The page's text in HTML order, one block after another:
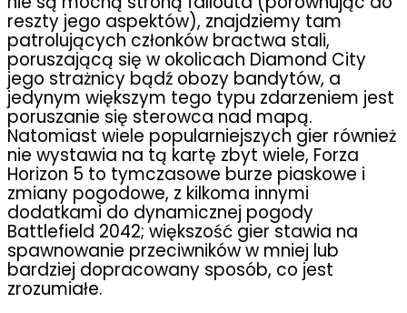
reszty jego aspektów), znajdziemy tam
patrolujących członków bractwa stali,
poruszającą się w okolicach Diamond City
jego strażnicy bądź obozy bandytów, a
jedynym większym tego typu zdarzeniem jest
poruszanie się sterowca nad mapą.
Natomiast wiele popularniejszych gier również
nie wystawia na tą kartę zbyt wiele, Forza
Horizon 5 to tymczasowe burze piaskowe i
zmiany pogodowe, z kilkoma innymi
dodatkami do dynamicznej pogody
Battlefield 2042; większość gier stawia na
spawnowanie przeciwników w mniej lub
bardziej dopracowany sposób, co jest
zrozumiałe.